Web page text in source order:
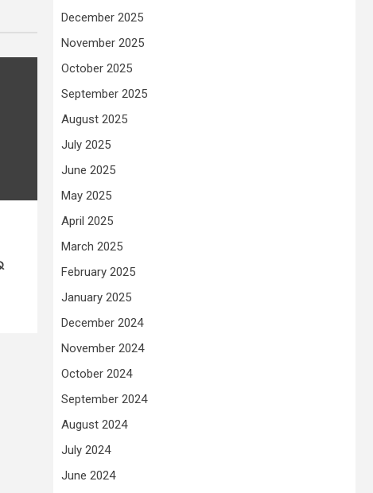
December 2025
November 2025
October 2025
September 2025
August 2025
July 2025
June 2025
May 2025
April 2025
March 2025
February 2025
January 2025
December 2024
November 2024
October 2024
September 2024
August 2024
July 2024
June 2024